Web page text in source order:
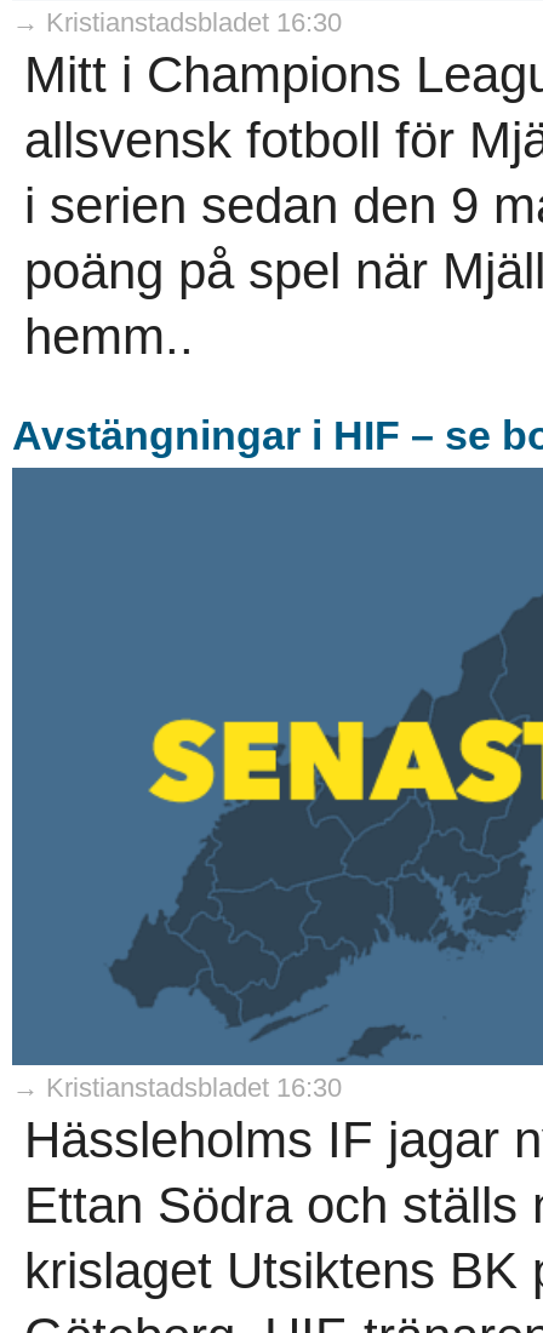
→ Kristianstadsbladet 16:30
Mitt i Champions
allsvensk fotboll för
i serien sedan den 9
poäng på spel när
hemm..
Avstängningar i HIF – se
→ Kristianstadsbladet 16:30
Hässleholms IF jagar
Ettan Södra och ställs
krislaget Utsiktens BK